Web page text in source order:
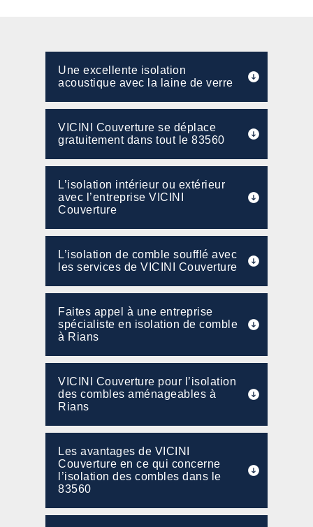
Une excellente isolation
acoustique avec la laine de verre
VICINI Couverture se déplace
gratuitement dans tout le 83560
L’isolation intérieur ou extérieur
avec l’entreprise VICINI
Couverture
L’isolation de comble soufflé avec
les services de VICINI Couverture
Faites appel à une entreprise
spécialiste en isolation de comble
à Rians
VICINI Couverture pour l’isolation
des combles aménageables à
Rians
Les avantages de VICINI
Couverture en ce qui concerne
l’isolation des combles dans le
83560